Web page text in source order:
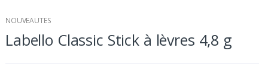
NOUVEAUTES
Labello Classic Stick à lèvres 4,8 g